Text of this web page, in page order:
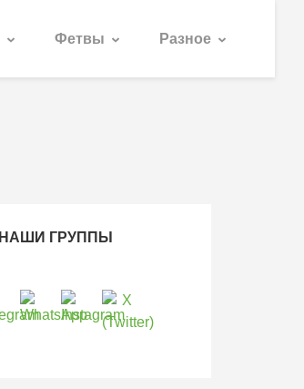
Фетвы Разное
НАШИ ГРУППЫ